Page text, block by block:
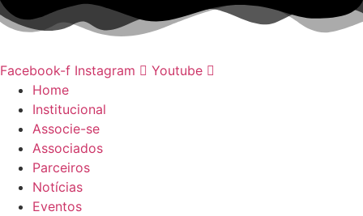
Ir
para
conteúdo
Facebook-f Instagram
Youtube
Home
Institucional
Associe-se
Associados
Parceiros
Notícias
Eventos